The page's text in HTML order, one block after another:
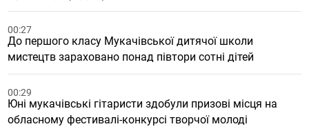
00:27
До першого класу Мукачівської дитячої школи
мистецтв зараховано понад півтори сотні дітей
00:29
Юні мукачівські гітаристи здобули призові місця на
обласному фестивалі-конкурсі творчої молоді